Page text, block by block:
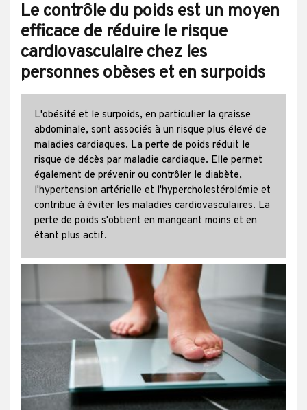
Le contrôle du poids est un moyen
efficace de réduire le risque
cardiovasculaire chez les
personnes obèses et en surpoids
L'obésité et le surpoids, en particulier la graisse
abdominale, sont associés à un risque plus élevé de
maladies cardiaques. La perte de poids réduit le
risque de décès par maladie cardiaque. Elle permet
également de prévenir ou contrôler le diabète,
l'hypertension artérielle et l'hypercholestérolémie et
contribue à éviter les maladies cardiovasculaires. La
perte de poids s'obtient en mangeant moins et en
étant plus actif.